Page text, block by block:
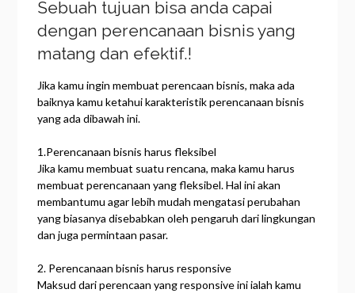
Sebuah tujuan bisa anda capai
dengan perencanaan bisnis yang
matang dan efektif.!
Jika kamu ingin membuat perencaan bisnis, maka ada
baiknya kamu ketahui karakteristik perencanaan bisnis
yang ada dibawah ini.
1.Perencanaan bisnis harus fleksibel
Jika kamu membuat suatu rencana, maka kamu harus
membuat perencanaan yang fleksibel. Hal ini akan
membantumu agar lebih mudah mengatasi perubahan
yang biasanya disebabkan oleh pengaruh dari lingkungan
dan juga permintaan pasar.
2. Perencanaan bisnis harus responsive
Maksud dari perencaan yang responsive ini ialah kamu